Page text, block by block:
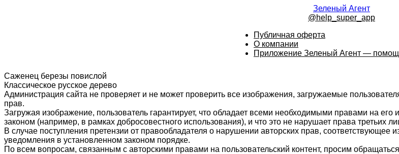
Зеленый Агент
@help_super_app
Публичная оферта
О компании
Приложение Зеленый Агент —
Саженец березы повислой
Классическое русское дерево
Администрация сайта не проверяет и не может проверить все изображения, загружаемые
прав.
Загружая изображение, пользователь гарантирует, что обладает всеми необходимыми правами на
законом (например, в рамках добросовестного использования), и что это не нарушает права третьих
В случае поступления претензии от правообладателя о нарушении авторских прав, соответствующее
уведомления в установленном законом порядке.
По всем вопросам, связанным с авторскими правами на пользовательский контент, просим